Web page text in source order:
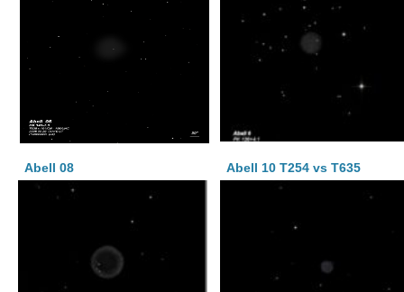
Abell 08 Abell 10 T254 vs T635